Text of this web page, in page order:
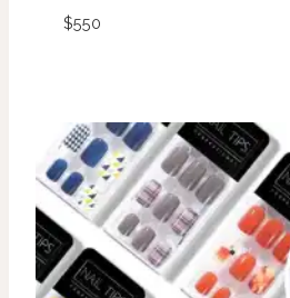
$550